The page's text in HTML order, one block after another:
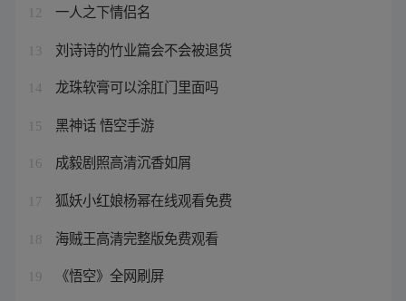
12 一人之下情侣名
13 刘诗诗的竹业篇会不会被退货
14 龙珠软膏可以涂肛门里面吗
15 黑神话 悟空手游
16 成毅剧照高清沉香如屑
17 狐妖小红娘杨幂在线观看免费
18 海贼王高清完整版免费观看
19 《悟空》全网刷屏